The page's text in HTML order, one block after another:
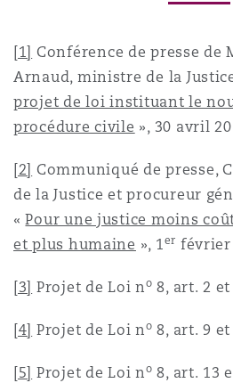
[1] Conférence de presse de
Arnaud, ministre de la
projet de loi instituant le
procédure civile », 30 avril
[2] Communiqué de presse,
de la Justice et procureur
«Pour une justice moins
et plus humaine », 1er février
[3] Projet de Loi no 8, art. 2
[4] Projet de Loi no 8, art. 9
[5] Projet de Loi no 8, art. 13